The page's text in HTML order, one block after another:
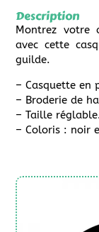
Description
Montrez votre
avec cette
guilde.
– Casquette en
– Broderie de
– Taille
– Coloris : noir